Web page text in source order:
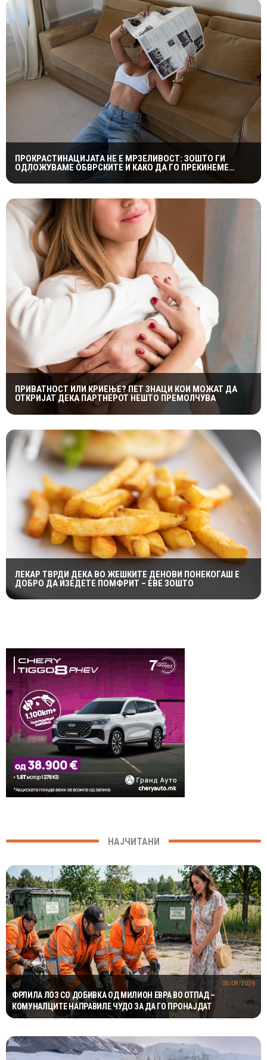
ПРОКРАСТИНАЦИЈАТА НЕ Е МРЗЕЛИВОСТ: ЗОШТО ГИ
ОДЛОЖУВАМЕ ОБВРСКИТЕ И КАКО ДА ГО ПРЕКИНЕМЕ
МАЃЕПСАНИОТ КРУГ
ПРИВАТНОСТ ИЛИ КРИЕЊЕ? ПЕТ ЗНАЦИ КОИ МОЖАТ ДА
ОТКРИЈАТ ДЕКА ПАРТНЕРОТ НЕШТО ПРЕМОЛЧУВА
ЛЕКАР ТВРДИ ДЕКА ВО ЖЕШКИТЕ ДЕНОВИ ПОНЕКОГАШ Е
ДОБРО ДА ИЗЕДЕТЕ ПОМФРИТ – ЕВЕ ЗОШТО
НАЈЧИТАНИ
ФРЛИЛА ЛОЗ СО ДОБИВКА ОД МИЛИОН ЕВРА ВО ОТПАД –
КОМУНАЛЦИТЕ НАПРАВИЛЕ ЧУДО ЗА ДА ГО ПРОНАЈДАТ
05/08/2026